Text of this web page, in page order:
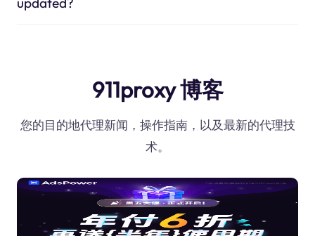
911proxy 博客
您的目的地代理新闻，操作指南，以及最新的代理技
术。